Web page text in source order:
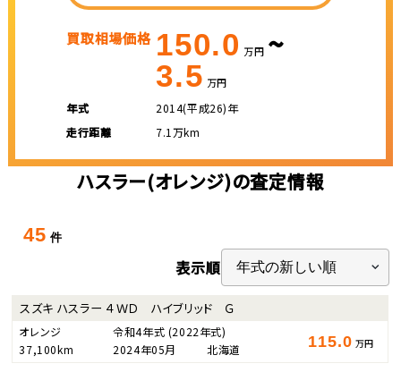
買取相場価格 150.0 万円 ~
3.5 万円
年式
2014(平成26)年
走行距離
7.1万km
ハスラー(オレンジ)の査定情報
45 件
表示順
スズキ ハスラー ４ＷＤ ハイブリッド Ｇ
オレンジ 令和4年式 (2022年式)
37,100km
2024年05月 北海道 115.0 万円